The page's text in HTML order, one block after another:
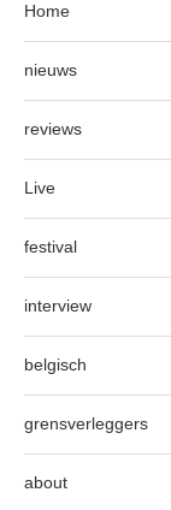
Home
nieuws
reviews
Live
festival
interview
belgisch
grensverleggers
about